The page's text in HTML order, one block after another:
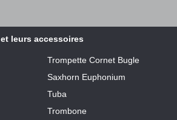
et leurs accessoires
Trompette Cornet Bugle
Saxhorn Euphonium
Tuba
Trombone